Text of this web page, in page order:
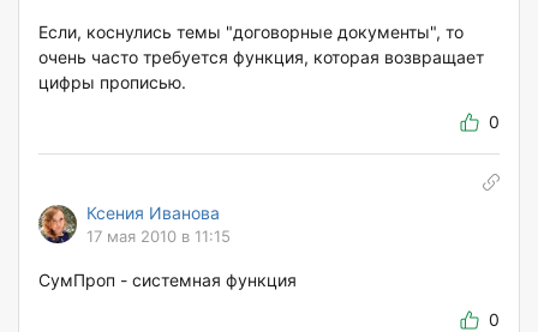
Если, коснулись темы "договорные документы", то
очень часто требуется функция, которая возвращает
цифры прописью.
0
Ксения Иванова
17 мая 2010 в 11:15
СумПроп - системная функция
0